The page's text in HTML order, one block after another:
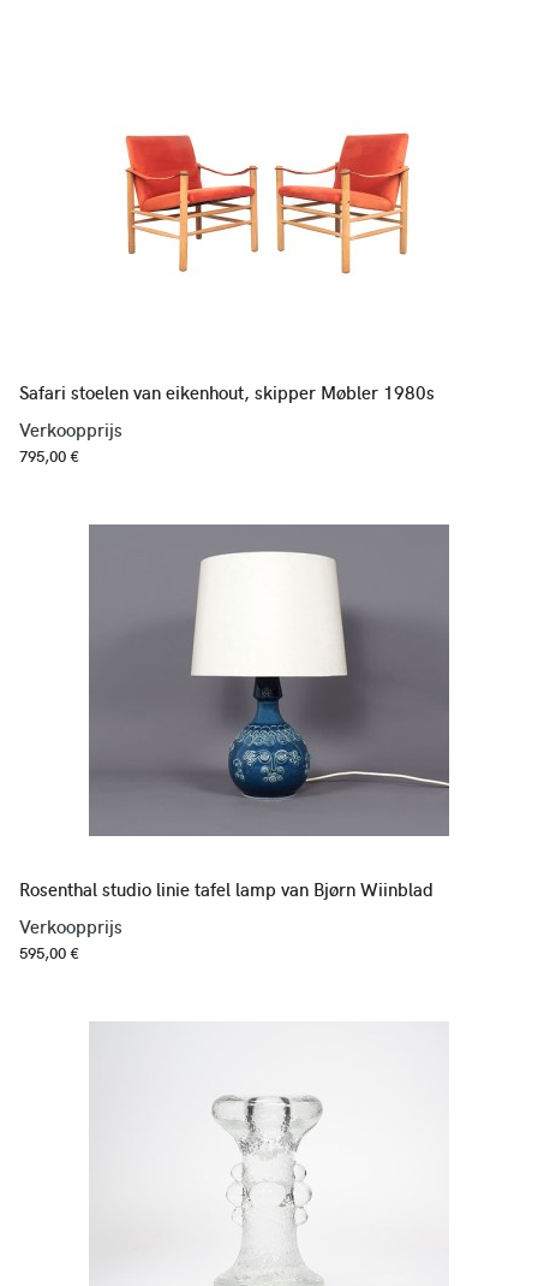
Safari stoelen van eikenhout, skipper Møbler 1980s
Verkoopprijs
795,00 €
Rosenthal studio linie tafel lamp van Bjørn Wiinblad
Verkoopprijs
595,00 €